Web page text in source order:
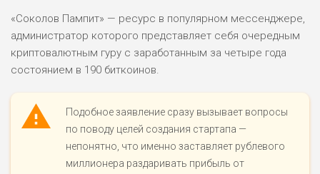
«Соколов Пампит» — ресурс в популярном мессенджере,
администратор которого представляет себя очередным
криптовалютным гуру с заработанным за четыре года
состоянием в 190 биткоинов.
Подобное заявление сразу вызывает вопросы
по поводу целей создания стартапа —
непонятно, что именно заставляет рублевого
миллионера раздаривать прибыль от